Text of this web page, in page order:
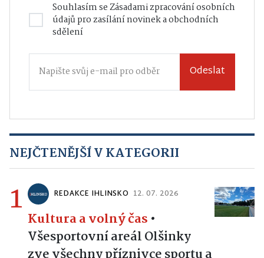
Souhlasím se
údajů
sdělení
Odeslat
NEJČTENĚJŠÍ V KATEGORII
1 REDAKCE IHLINSKO 12. 07. 2026
Kultura a volný čas•